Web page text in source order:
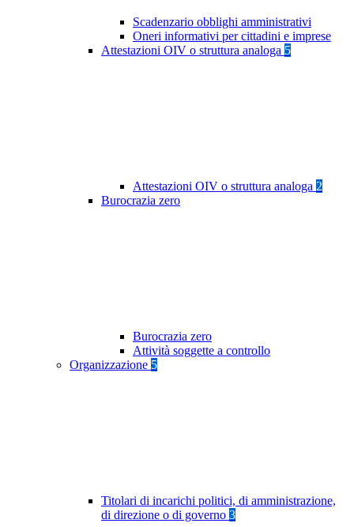
Scadenzario obblighi amministrativi
Oneri informativi per cittadini e imprese
Attestazioni OIV o struttura analoga 5
Attestazioni OIV o struttura analoga 2
Burocrazia zero
Burocrazia zero
Attività soggette a controllo
Organizzazione 5
Titolari di incarichi politici, di amministrazione,
di direzione o di governo 3